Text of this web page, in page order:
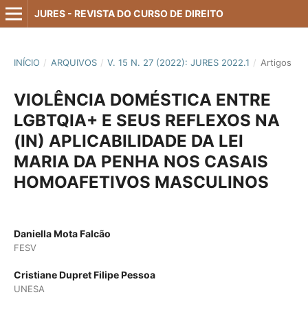
JURES - REVISTA DO CURSO DE DIREITO
INÍCIO / ARQUIVOS / V. 15 N. 27 (2022): JURES 2022.1 / Artigos
VIOLÊNCIA DOMÉSTICA ENTRE
LGBTQIA+ E SEUS REFLEXOS NA
(IN) APLICABILIDADE DA LEI
MARIA DA PENHA NOS CASAIS
HOMOAFETIVOS MASCULINOS
Daniella Mota Falcão
FESV
Cristiane Dupret Filipe Pessoa
UNESA